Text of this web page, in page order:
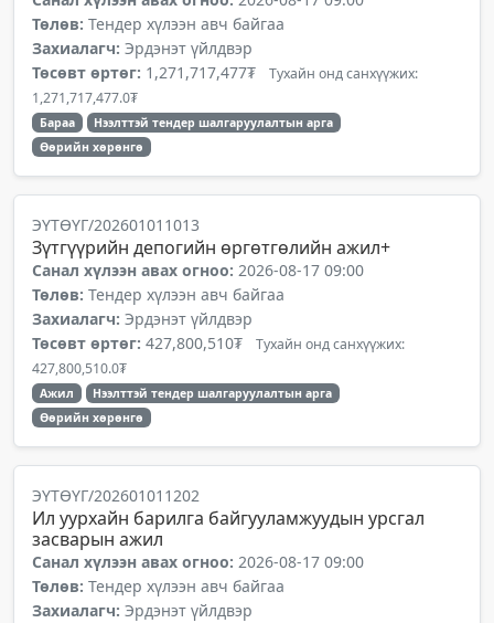
Төлөв: Тендер хүлээн авч байгаа
Захиалагч: Эрдэнэт үйлдвэр
Төсөвт өртөг: 1,271,717,477₮ Тухайн онд санхүүжих:
1,271,717,477.0₮
Бараа
Нээлттэй тендер шалгаруулалтын арга
Өөрийн хөрөнгө
ЭҮТӨҮГ/202601011013
Зүтгүүрийн депогийн өргөтгөлийн ажил+
Санал хүлээн авах огноо: 2026-08-17 09:00
Төлөв: Тендер хүлээн авч байгаа
Захиалагч: Эрдэнэт үйлдвэр
Төсөвт өртөг: 427,800,510₮ Тухайн онд санхүүжих:
427,800,510.0₮
Ажил
Нээлттэй тендер шалгаруулалтын арга
Өөрийн хөрөнгө
ЭҮТӨҮГ/202601011202
Ил уурхайн барилга байгууламжуудын урсгал
засварын ажил
Санал хүлээн авах огноо: 2026-08-17 09:00
Төлөв: Тендер хүлээн авч байгаа
Захиалагч: Эрдэнэт үйлдвэр